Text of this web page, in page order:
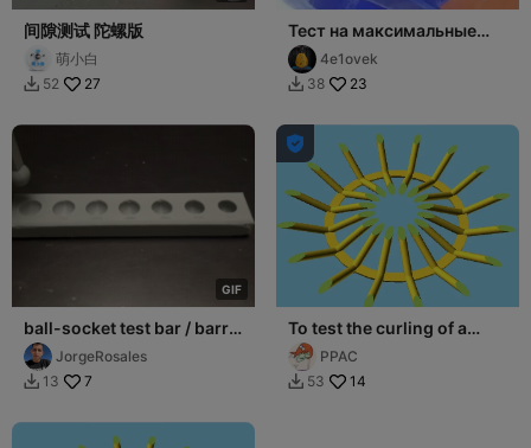
间隙测试 陀螺版
萌小白
 52 27
Тест на максимальные
углы при печати без
поддержек
4e1ovek
 38 23
GIF
ball-socket test bar / barra
prueba de articulación
esféricaJorgeRosales
 13 7

To test the curling of a
filament on a 65° angle
cantilever.
PPAC
 53 14